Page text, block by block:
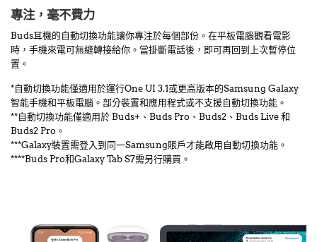
專注，毫不費力
Buds耳機的自動切換功能讓你專注於每個部份。在平板電腦觀看電影
時，手機來電可無縫轉接給你。當掛斷電話後，即可再回到上次暫停位
置。
*自動切換功能僅適用於運行One UI 3.1或更高版本的Samsung Galaxy
智能手機和平板電腦。部分裝置和應用程式或不支援自動切換功能。
**自動切換功能僅適用於 Buds+、Buds Pro、Buds2、Buds Live 和
Buds2 Pro。
***Galaxy裝置需登入到同一Samsung賬戶才能啟用自動切換功能。
****Buds Pro和Galaxy Tab S7需另行購買。